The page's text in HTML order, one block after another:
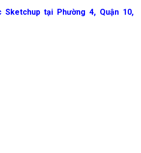
Sketchup tại Phường 4, Quận 10,